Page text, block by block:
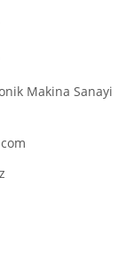
Makina Sanayi